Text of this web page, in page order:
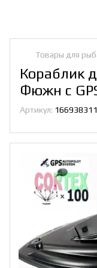
Товары для
Кораблик
Фюжн с
Артикул: